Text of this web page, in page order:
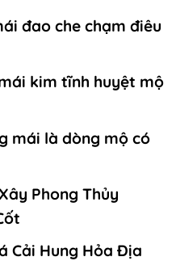
đao che chạm điêu
kim tĩnh huyệt mộ
mái là dòng mộ có
Phong Thủy
Cải Hung Hỏa Địa